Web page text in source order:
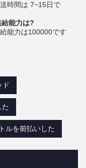
時間は 7~15日で
能力は?
能力は100000です
ド
た
ルを前払いした